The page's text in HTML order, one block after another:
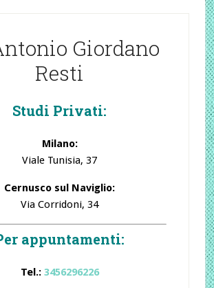
Giordano
Resti
Studi Privati:
Milano:
Viale Tunisia, 37
Cernusco sul Naviglio:
Via Corridoni, 34
appuntamenti:
Tel.: 3456296226